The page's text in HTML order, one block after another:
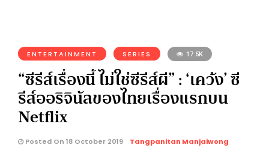
ENTERTAINMENT SERIES 17.5K
“ซีรีส์เรื่องนี้ ไม่ใช่ซีรีส์ผี” : ‘เคว้ง’ ซี
รีส์ออริจินัลของไทยเรื่องแรกบน
Netflix
Posted On 18 October 2019 Tangpanitan Manjaiwong